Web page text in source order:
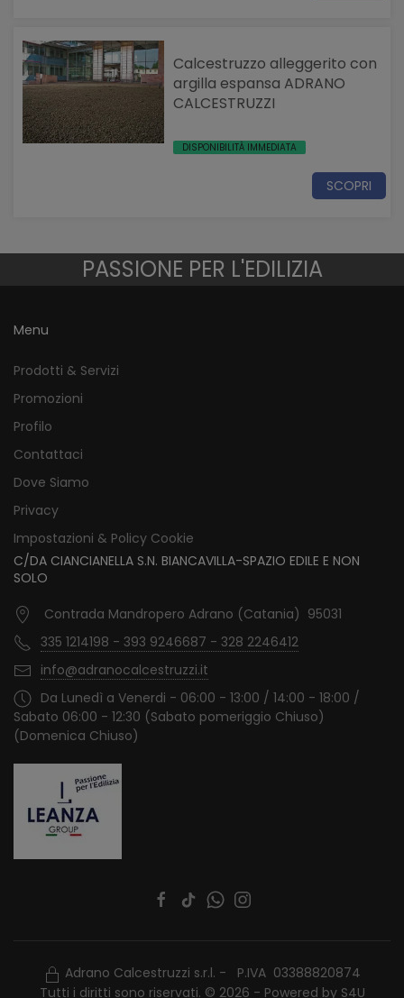
Calcestruzzo alleggerito con
argilla espansa ADRANO
CALCESTRUZZI
DISPONIBILITÀ IMMEDIATA
SCOPRI
PASSIONE PER L'EDILIZIA
Menu
Prodotti & Servizi
Promozioni
Profilo
Contattaci
Dove Siamo
Privacy
Impostazioni & Policy Cookie
C/DA CIANCIANELLA S.N. BIANCAVILLA-SPAZIO EDILE E NON
SOLO
Contrada Mandropero Adrano (Catania) 95031
335 1214198 - 393 9246687 - 328 2246412
info@adranocalcestruzzi.it
Da Lunedì a Venerdi - 06:00 - 13:00 / 14:00 - 18:00 /
Sabato 06:00 - 12:30 (Sabato pomeriggio Chiuso)
(Domenica Chiuso)
Adrano Calcestruzzi s.r.l. - P.IVA 03388820874
Tutti i diritti sono riservati. © 2026 - Powered by S4U